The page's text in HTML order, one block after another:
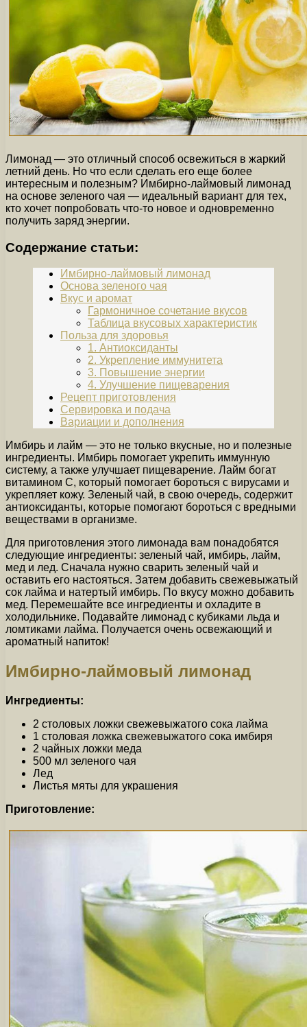
Лимонад — это отличный способ освежиться в жаркий
летний день. Но что если сделать его еще более
интересным и полезным? Имбирно-лаймовый лимонад
на основе зеленого чая — идеальный вариант для тех,
кто хочет попробовать что-то новое и одновременно
получить заряд энергии.
Содержание статьи:
Имбирно-лаймовый лимонад
Основа зеленого чая
Вкус и аромат
Гармоничное сочетание вкусов
Таблица вкусовых характеристик
Польза для здоровья
1. Антиоксиданты
2. Укрепление иммунитета
3. Повышение энергии
4. Улучшение пищеварения
Рецепт приготовления
Сервировка и подача
Вариации и дополнения
Имбирь и лайм — это не только вкусные, но и полезные
ингредиенты. Имбирь помогает укрепить иммунную
систему, а также улучшает пищеварение. Лайм богат
витамином С, который помогает бороться с вирусами и
укрепляет кожу. Зеленый чай, в свою очередь, содержит
антиоксиданты, которые помогают бороться с вредными
веществами в организме.
Для приготовления этого лимонада вам понадобятся
следующие ингредиенты: зеленый чай, имбирь, лайм,
мед и лед. Сначала нужно сварить зеленый чай и
оставить его настояться. Затем добавить свежевыжатый
сок лайма и натертый имбирь. По вкусу можно добавить
мед. Перемешайте все ингредиенты и охладите в
холодильнике. Подавайте лимонад с кубиками льда и
ломтиками лайма. Получается очень освежающий и
ароматный напиток!
Имбирно-лаймовый лимонад
Ингредиенты:
2 столовых ложки свежевыжатого сока лайма
1 столовая ложка свежевыжатого сока имбиря
2 чайных ложки меда
500 мл зеленого чая
Лед
Листья мяты для украшения
Приготовление: